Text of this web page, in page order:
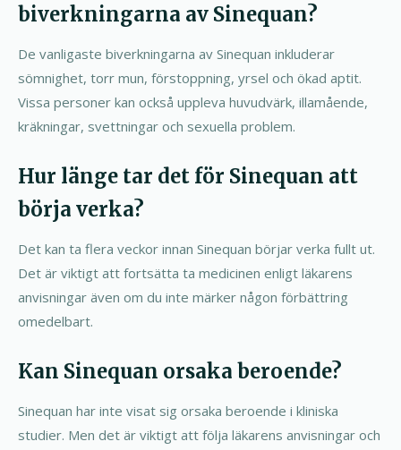
biverkningarna av Sinequan?
De vanligaste biverkningarna av Sinequan inkluderar
sömnighet, torr mun, förstoppning, yrsel och ökad aptit.
Vissa personer kan också uppleva huvudvärk, illamående,
kräkningar, svettningar och sexuella problem.
Hur länge tar det för Sinequan att
börja verka?
Det kan ta flera veckor innan Sinequan börjar verka fullt ut.
Det är viktigt att fortsätta ta medicinen enligt läkarens
anvisningar även om du inte märker någon förbättring
omedelbart.
Kan Sinequan orsaka beroende?
Sinequan har inte visat sig orsaka beroende i kliniska
studier. Men det är viktigt att följa läkarens anvisningar och